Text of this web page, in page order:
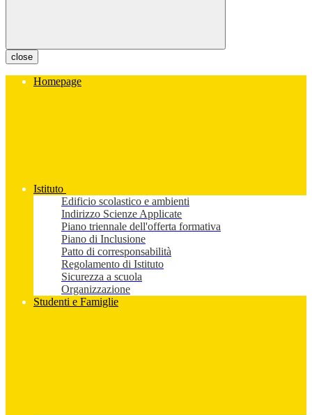
close
Homepage
Istituto
Edificio scolastico e ambienti
Indirizzo Scienze Applicate
Piano triennale dell'offerta formativa
Piano di Inclusione
Patto di corresponsabilità
Regolamento di Istituto
Sicurezza a scuola
Organizzazione
Studenti e Famiglie